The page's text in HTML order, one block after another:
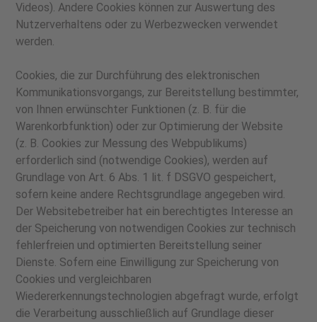
Videos). Andere Cookies können zur Auswertung des
Nutzerverhaltens oder zu Werbezwecken verwendet
werden.
Cookies, die zur Durchführung des elektronischen
Kommunikationsvorgangs, zur Bereitstellung bestimmter,
von Ihnen erwünschter Funktionen (z. B. für die
Warenkorbfunktion) oder zur Optimierung der Website
(z. B. Cookies zur Messung des Webpublikums)
erforderlich sind (notwendige Cookies), werden auf
Grundlage von Art. 6 Abs. 1 lit. f DSGVO gespeichert,
sofern keine andere Rechtsgrundlage angegeben wird.
Der Websitebetreiber hat ein berechtigtes Interesse an
der Speicherung von notwendigen Cookies zur technisch
fehlerfreien und optimierten Bereitstellung seiner
Dienste. Sofern eine Einwilligung zur Speicherung von
Cookies und vergleichbaren
Wiedererkennungstechnologien abgefragt wurde, erfolgt
die Verarbeitung ausschließlich auf Grundlage dieser